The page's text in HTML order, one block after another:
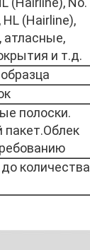
(Hairline),
атласные,
и т.д.
полоски.
количества